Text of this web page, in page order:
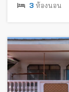
3 ห้องนอน